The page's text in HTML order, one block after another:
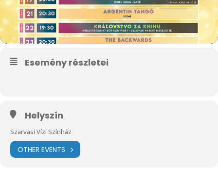
Esemény részletei
Helyszín
Szarvasi Vízi Színház
OTHER EVENTS